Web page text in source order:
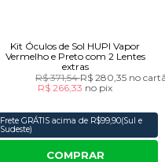
Kit Óculos de Sol HUPI Vapor
Vermelho e Preto com 2 Lentes
extras
R$ 371,54R$ 280,35 no
R$ 266,33 no pix
Frete GRÁTIS acima de R$99,90(Sul e
Sudeste)
COMPRAR